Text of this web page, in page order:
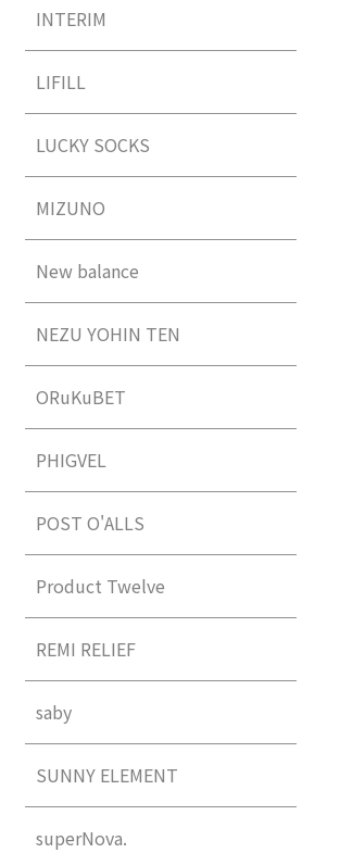
INTERIM
LIFILL
LUCKY SOCKS
MIZUNO
New balance
NEZU YOHIN TEN
ORuKuBET
PHIGVEL
POST O'ALLS
Product Twelve
REMI RELIEF
saby
SUNNY ELEMENT
superNova.